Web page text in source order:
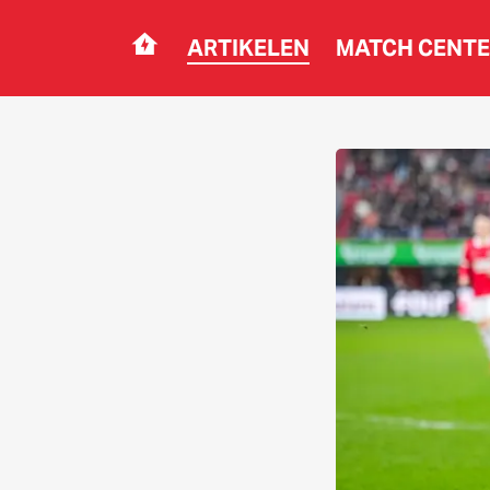
Navigation ARTIKELEN MATCH